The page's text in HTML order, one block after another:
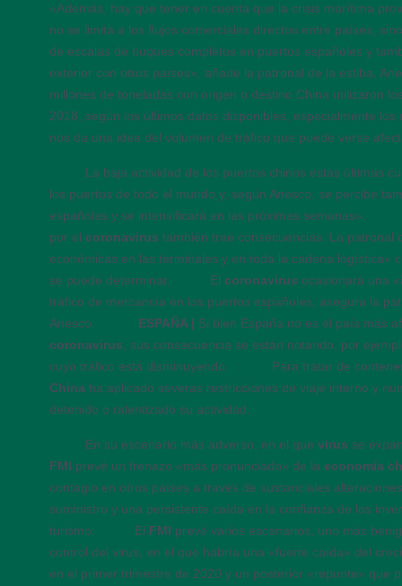
«Además, hay que tener en cuenta que la crisis marítima
no se limita a los flujos comerciales directos entre países,
de escalas de buques completos en puertos españoles y
exterior con otros países», añade la patronal de la estiba,
millones de toneladas con origen o destino China utilizaron
2018, según los últimos datos disponibles, especialmente
nos da una idea del volumen de tráfico que puede verse
La baja actividad de los puertos chinos estas últimas
los puertos de todo el mundo y, según Anesco, se percibe
españolas y se intensificará en las próximas semanas».
por el coronavirus también trae consecuencias: La patronal
económicas en las terminales y en toda la cadena logística»
se puede determinar.
El coronavirus ocasionará una
tráfico de mercancía en los puertos españoles, asegura la
Anesco.
ESPAÑA | Si bien España no es el país más
coronavirus, sus consecuencia se están notando, por
cuyo tráfico está disminuyendo.
Para tratar de
China ha aplicado severas restricciones de viaje interno y
detenido o ralentizado su actividad.
En su escenario más adverso, en el que virus se
FMI prevé un frenazo «más pronunciado» de la economía
contagio en otros países a través de sustanciales
suministro y una persistente caída en la confianza de los
turismo.
El FMI prevé varios escenarios, uno más
control del virus, en el que habría una «fuerte caída» del
en el primer trimestre de 2020 y un posterior «repunte» que